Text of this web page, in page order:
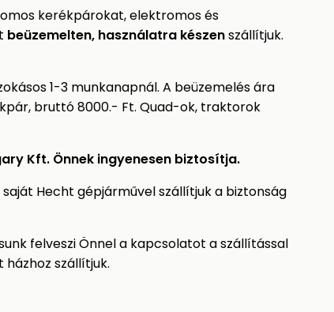
kerékpárokat, elektromos és
beüzemelten, használatra készenszállítjuk.
1-3 munkanapnál. A beüzemelés ára
bruttó 8000.- Ft. Quad-ok, traktorok
Kft. Önnek ingyenesen biztosítja.
Hecht gépjárművel szállítjuk a biztonság
felveszi Önnel a kapcsolatot a szállítással
szállítjuk.